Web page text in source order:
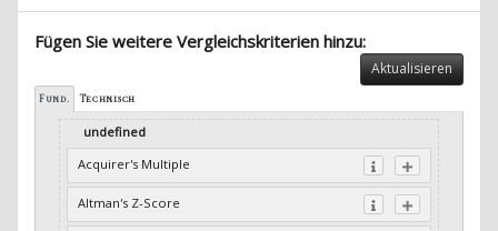
Fügen Sie weitere Vergleichskriterien hinzu:
Aktualisieren
Fund. Technisch
undefined
Acquirer's Multiple
Altman's Z-Score